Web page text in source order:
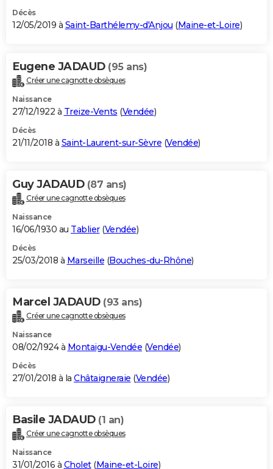
Décès
12/05/2019 à Saint-Barthélemy-d'Anjou (Maine-et-Loire)
Eugene JADAUD (95 ans)
Créer une cagnotte obsèques
Naissance
27/12/1922 à Treize-Vents (Vendée)
Décès
21/11/2018 à Saint-Laurent-sur-Sèvre (Vendée)
Guy JADAUD (87 ans)
Créer une cagnotte obsèques
Naissance
16/06/1930 au Tablier(Vendée)
Décès
25/03/2018 à Marseille (Bouches-du-Rhône)
Marcel JADAUD (93 ans)
Créer une cagnotte obsèques
Naissance
08/02/1924 à Montaigu-Vendée (Vendée)
Décès
27/01/2018 à la Châtaigneraie (Vendée)
Basile JADAUD (1 an)
Créer une cagnotte obsèques
Naissance
31/01/2016 à Cholet(Maine-et-Loire)